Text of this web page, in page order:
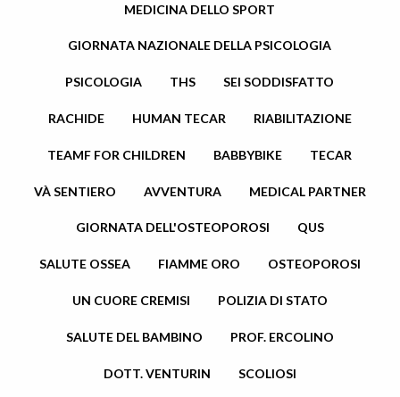
MEDICINA DELLO SPORT
GIORNATA NAZIONALE DELLA PSICOLOGIA
PSICOLOGIA THS SEI SODDISFATTO
RACHIDE HUMAN TECAR RIABILITAZIONE
TEAMF FOR CHILDREN BABBYBIKE TECAR
VÀ SENTIERO AVVENTURA MEDICAL PARTNER
GIORNATA DELL'OSTEOPOROSI QUS
SALUTE OSSEA FIAMME ORO OSTEOPOROSI
UN CUORE CREMISI POLIZIA DI STATO
SALUTE DEL BAMBINO PROF. ERCOLINO
DOTT. VENTURIN SCOLIOSI